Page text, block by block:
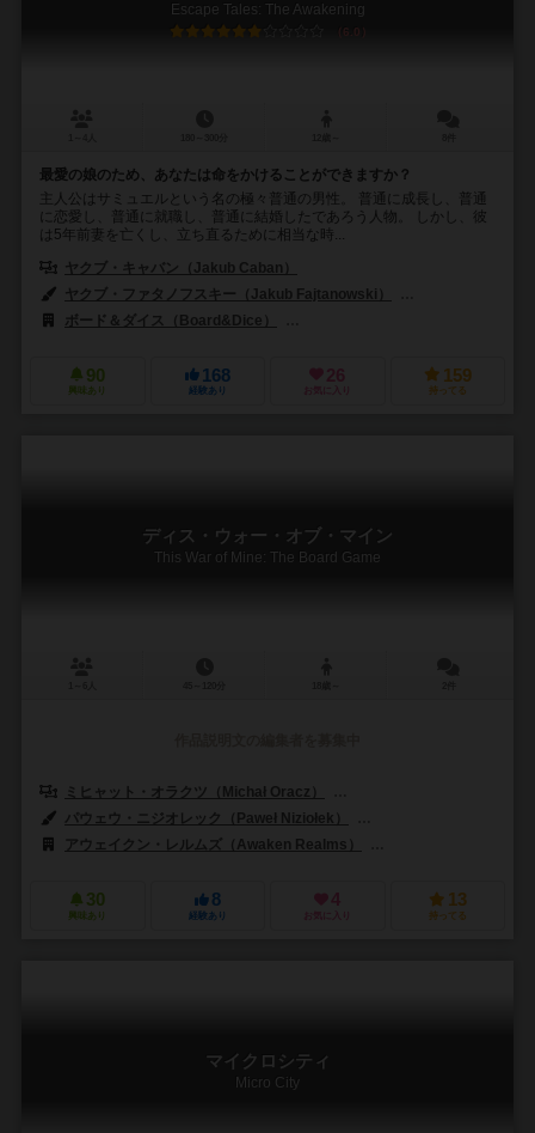
Escape Tales: The Awakening
6.0
最愛の娘のため、あなたは命をかけることができますか？
主人公はサミュエルという名の極々普通の男性。 普通に成長し、普通
に恋愛し、普通に就職し、普通に結婚したであろう人物。 しかし、彼
は5年前妻を亡くし、立ち直るために相当な時...
ヤクブ・キャバン（Jakub Caban）
ヤクブ・ファタノフスキー（Jakub Fajtanowski）
ボード＆ダイス（Board&Dice）
90
興味あり
168
経験あり
26
お気に入り
159
持ってる
ディス・ウォー・オブ・マイン
This War of Mine: The Board Game
ミヒャット・オラクツ（Michał Oracz）
パウェウ・ニジオレック（Paweł Niziołek）
アウェイクン・レルムズ（Awaken Realms）
30
興味あり
8
経験あり
4
お気に入り
13
持ってる
マイクロシティ
Micro City